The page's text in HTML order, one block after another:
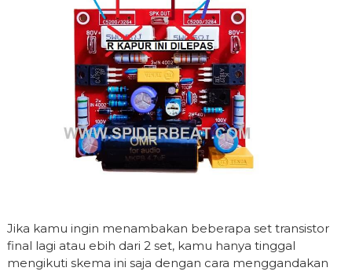
Jika kamu ingin menambakan beberapa set transistor
final lagi atau ebih dari 2 set, kamu hanya tinggal
mengikuti skema ini saja dengan cara menggandakan